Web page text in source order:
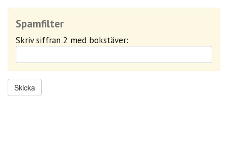
Spamfilter
Skriv siffran 2 med bokstäver: